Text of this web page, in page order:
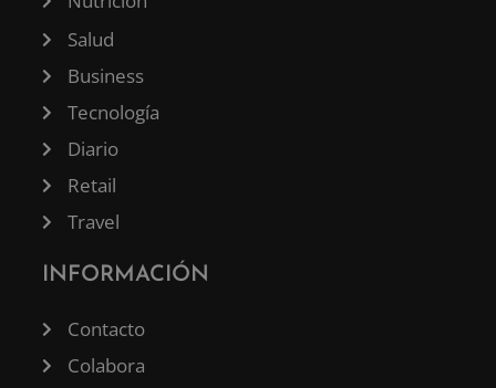
Salud
Business
Tecnología
Diario
Retail
Travel
INFORMACIÓN
Contacto
Colabora